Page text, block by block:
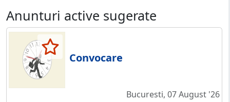
Anunturi active sugerate
Convocare
Bucuresti, 07 August '26